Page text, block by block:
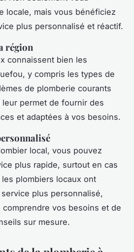
locale, mais vous bénéficiez
plus personnalisé et réactif.
région
connaissent bien les
y compris les types de
de plomberie courants
permet de fournir des
et adaptées à vos besoins.
local, vous pouvez
plus rapide, surtout en cas
plombiers locaux ont
plus personnalisé,
vos besoins et de
sur mesure.